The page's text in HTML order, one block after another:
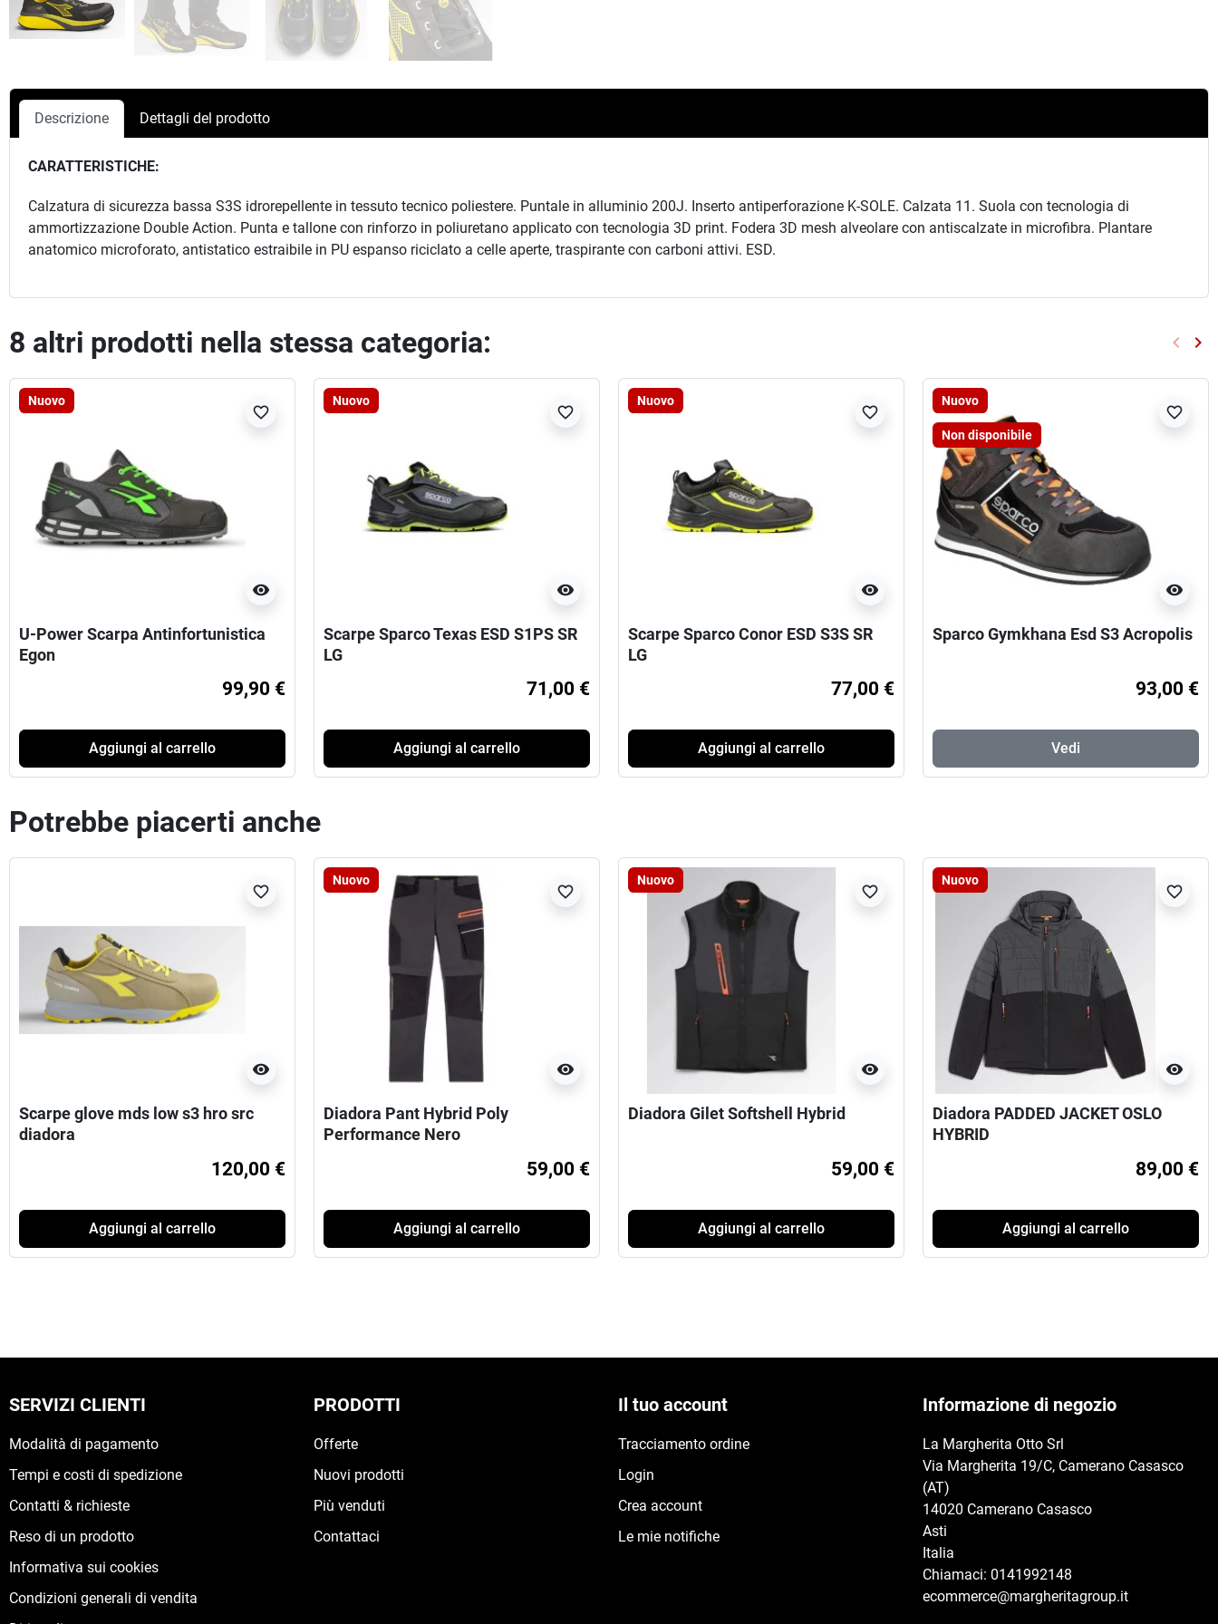
Descrizione Dettagli del prodotto
CARATTERISTICHE:
Calzatura di sicurezza bassa S3S idrorepellente in tessuto tecnico poliestere. Puntale in alluminio 200J. Inserto antiperforazione K-SOLE. Calzata 11. Suola con tecnologia di
ammortizzazione Double Action. Punta e tallone con rinforzo in poliuretano applicato con tecnologia 3D print. Fodera 3D mesh alveolare con antiscalzate in microfibra. Plantare
anatomico microforato, antistatico estraibile in PU espanso riciclato a celle aperte, traspirante con carboni attivi. ESD.
8 altri prodotti nella stessa categoria: keyboard_arrow_left keyboard_arrow_right
Nuovo
visibility
favorite_border
U-Power Scarpa Antinfortunistica
Egon
99,90 €
Aggiungi al carrello
Nuovo
visibility
favorite_border
Scarpe Sparco Texas ESD S1PS SR
LG
71,00 €
Aggiungi al carrello
Nuovo
visibility
favorite_border
Scarpe Sparco Conor ESD S3S SR
LG
77,00 €
Aggiungi al carrello
Nuovo
Non disponibile
visibility
favorite_border
Sparco Gymkhana Esd S3 Acropolis
93,00 €
Vedi
Potrebbe piacerti anche
visibility
favorite_border
Scarpe glove mds low s3 hro src
diadora
120,00 €
Aggiungi al carrello
Nuovo
visibility
favorite_border
Diadora Pant Hybrid Poly
Performance Nero
59,00 €
Aggiungi al carrello
Nuovo
visibility
favorite_border
Diadora Gilet Softshell Hybrid
59,00 €
Aggiungi al carrello
Nuovo
visibility
favorite_border
Diadora PADDED JACKET OSLO
HYBRID
89,00 €
Aggiungi al carrello
SERVIZI CLIENTI
Modalità di pagamento
Tempi e costi di spedizione
Contatti & richieste
Reso di un prodotto
Informativa sui cookies
Condizioni generali di vendita
PRODOTTI
Offerte
Nuovi prodotti
Più venduti
Contattaci
Il tuo account
Tracciamento ordine
Login
Crea account
Le mie notifiche
Informazione di negozio
La Margherita Otto Srl
Via Margherita 19/C, Camerano Casasco
(AT)
14020 Camerano Casasco
Asti
Italia
Chiamaci: 0141992148
ecommerce@margheritagroup.it